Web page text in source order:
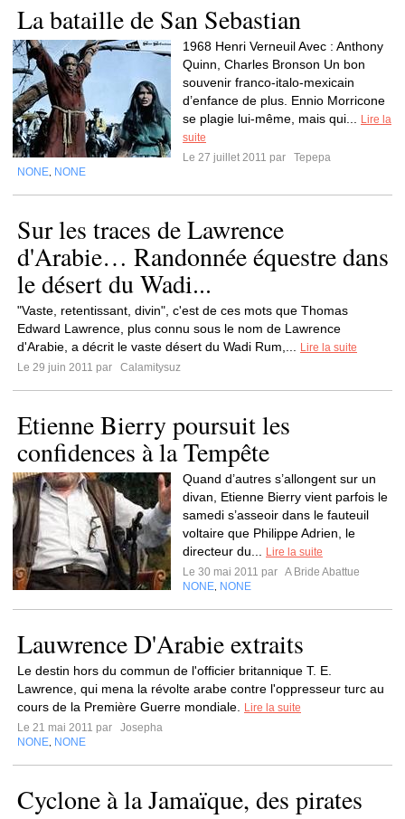
La bataille de San Sebastian
1968 Henri Verneuil Avec : Anthony
Quinn, Charles Bronson Un bon
souvenir franco-italo-mexicain
d’enfance de plus. Ennio Morricone
se plagie lui-même, mais qui...
Lire la
suite
Le 27 juillet 2011 par
Tepepa
NONE NONE
Sur les traces de Lawrence
d'Arabie… Randonnée équestre dans
le désert du Wadi...
"Vaste, retentissant, divin", c'est de ces mots que Thomas
Edward Lawrence, plus connu sous le nom de Lawrence
d'Arabie, a décrit le vaste désert du Wadi Rum,...
Lire la suite
Le 29 juin 2011 par
Calamitysuz
Etienne Bierry poursuit les
confidences à la Tempête
Quand d’autres s’allongent sur un
divan, Etienne Bierry vient parfois le
samedi s’asseoir dans le fauteuil
voltaire que Philippe Adrien, le
directeur du...
Lire la suite
Le 30 mai 2011 par A Bride Abattue
NONE NONE
Lauwrence D'Arabie extraits
Le destin hors du commun de l'officier britannique T. E.
Lawrence, qui mena la révolte arabe contre l'oppresseur turc au
cours de la Première Guerre mondiale.
Lire la suite
Le 21 mai 2011 par
Josepha
NONE NONE
Cyclone à la Jamaïque, des pirates